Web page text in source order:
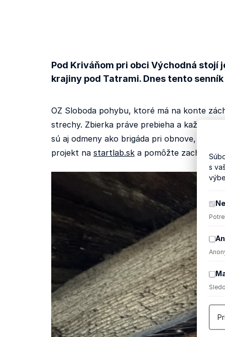
Pod Kriváňom pri obci Východná
krajiny pod Tatrami. Dnes tento
OZ Sloboda pohybu, ktoré má na konte
strechy. Zbierka práve prebieha a každý
sú aj odmeny ako brigáda pri obnove,
projekt na startlab.sk a pomôžte zachovať
s